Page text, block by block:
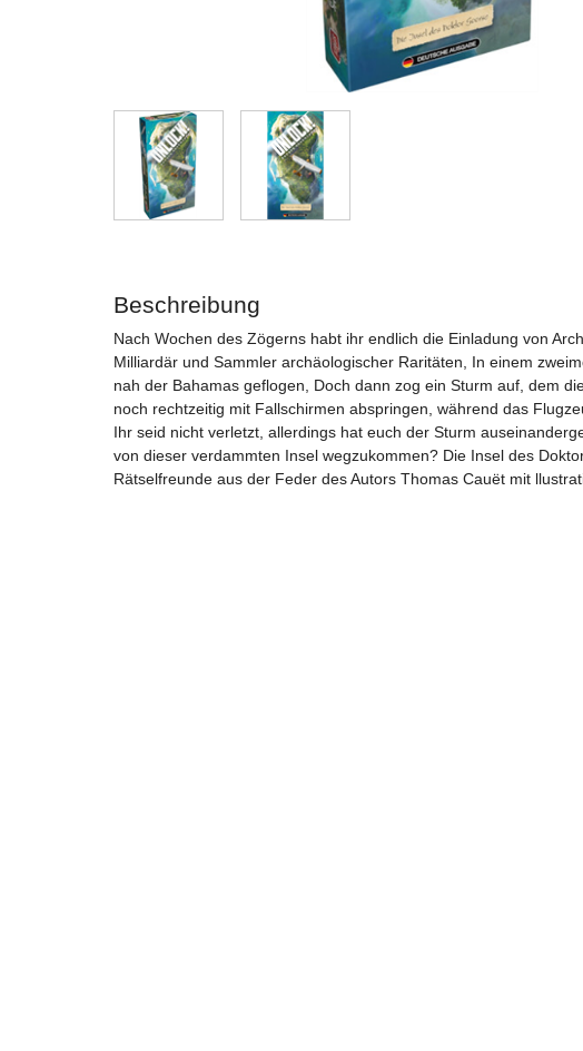
Beschreibung
Nach Wochen des Zögerns habt ihr endlich die Einladung von
Milliardär und Sammler archäologischer Raritäten, In einem
nah der Bahamas geflogen, Doch dann zog ein Sturm auf, dem
noch rechtzeitig mit Fallschirmen abspringen, während das
Ihr seid nicht verletzt, allerdings hat euch der Sturm
von dieser verdammten Insel wegzukommen? Die Insel des
Rätselfreunde aus der Feder des Autors Thomas Cauët mit